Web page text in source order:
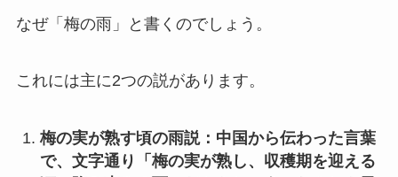
なぜ「梅の雨」と書くのでしょう。
これには主に2つの説があります。
梅の実が熟す頃の雨説：中国から伝わった言葉
で、文字通り「梅の実が熟し、収穫期を迎える